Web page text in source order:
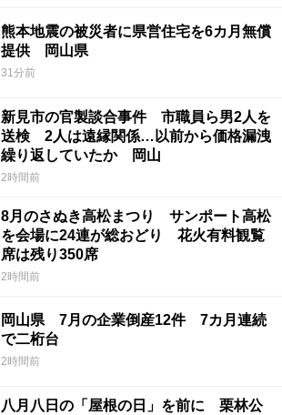
熊本地震の被災者に県営住宅を6カ月無償
提供 岡山県
31分前
新見市の官製談合事件 市職員ら男2人を
送検 2人は遠縁関係…以前から価格漏洩
繰り返していたか 岡山
2時間前
8月のさぬき高松まつり サンポート高松
を会場に24連が総おどり 花火有料観覧
席は残り350席
2時間前
岡山県 7月の企業倒産12件 7カ月連続
で二桁台
2時間前
八月八日の「屋根の日」を前に 栗林公